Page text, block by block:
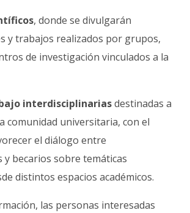
, donde se divulgarán
y trabajos realizados por grupos,
de investigación vinculados a la
interdisciplinariasdestinadas a
comunidad universitaria, con el
el diálogo entre
y becarios sobre temáticas
distintos espacios académicos.
las personas interesadas